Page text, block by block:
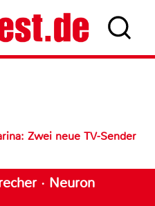
Zwei neue TV-Sender
· Neuron